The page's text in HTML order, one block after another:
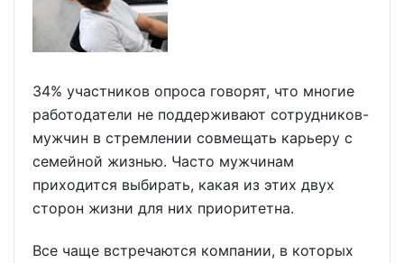
34% участников опроса говорят, что многие
работодатели не поддерживают сотрудников-
мужчин в стремлении совмещать карьеру с
семейной жизнью. Часто мужчинам
приходится выбирать, какая из этих двух
сторон жизни для них приоритетна.
Все чаще встречаются компании, в которых